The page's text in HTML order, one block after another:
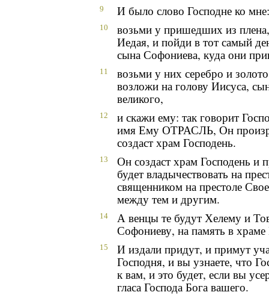
9 И было слово Господне ко мне:
10
возьми у пришедших из
Иедая, и пойди в тот самый
сына Софониева, куда они
11
возьми у них серебро и
возложи на голову Иисуса,
великого,
12
и скажи ему: так говорит
имя Ему ОТРАСЛЬ, Он
создаст храм Господень.
13
Он создаст храм Господень и
будет владычествовать на
священником на престоле
между тем и другим.
14
А венцы те будут Хелему и
Софониеву, на память в храме
15
И издали придут, и примут
Господня, и вы узнаете, что
к вам, и это будет, если вы
гласа Господа Бога вашего.